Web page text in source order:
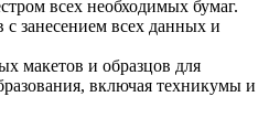
всех необходимых бумаг.
занесением всех данных и
макетов и образцов для
включая техникумы и